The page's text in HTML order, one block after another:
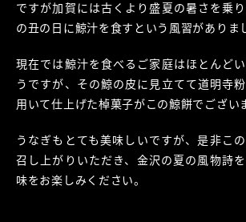
ですが加賀には古くより盛夏の暑さを乗
の丑の日に鯨汁を食すという風習がありま
現在では鯨汁を食べるご家庭はほとんど
うですが、その鯨の皮に見立てて道明寺
用いて仕上げた棹菓子がこの鯨餅でござい
うなぎもとても美味しいですが、是非こ
召し上がりいただき、金沢の夏の風物詩
味をお楽しみください。